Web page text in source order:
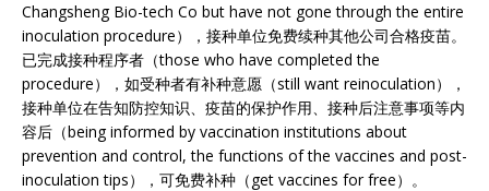
Changsheng Bio-tech Co but have not gone through the entire
inoculation procedure），接种单位免费续种其他公司合格疫苗。
已完成接种程序者（those who have completed the
procedure），如受种者有补种意愿（still want reinoculation），
接种单位在告知防控知识、疫苗的保护作用、接种后注意事项等内
容后（being informed by vaccination institutions about
prevention and control, the functions of the vaccines and post-
inoculation tips），可免费补种（get vaccines for free）。